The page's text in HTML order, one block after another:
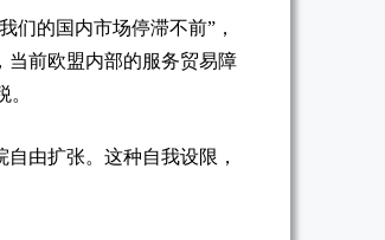
们的国内市场停滞不前”，
当前欧盟内部的服务贸易障
由扩张。这种自我设限，